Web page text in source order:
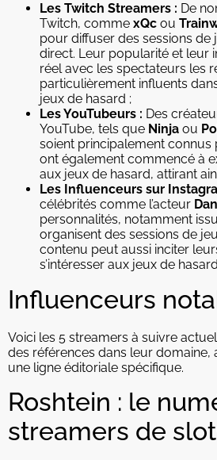
Les Twitch Streamers : De
Twitch, comme xQc ou
pour diffuser des sessions de
direct. Leur popularité et leur
réel avec les spectateurs les
particulièrement influents
jeux de hasard ;
Les YouTubeurs : Des
YouTube, tels que Ninja ou
soient principalement connus
ont également commencé à
aux jeux de hasard, attirant
Les Influenceurs sur
célébrités comme l’acteur
personnalités, notamment
organisent des sessions de
contenu peut aussi inciter
s’intéresser aux jeux de
Influenceurs
Voici les 5 streamers à suivre
des références dans leur domaine,
une ligne éditoriale spécifique.
Roshtein : le
streamers de